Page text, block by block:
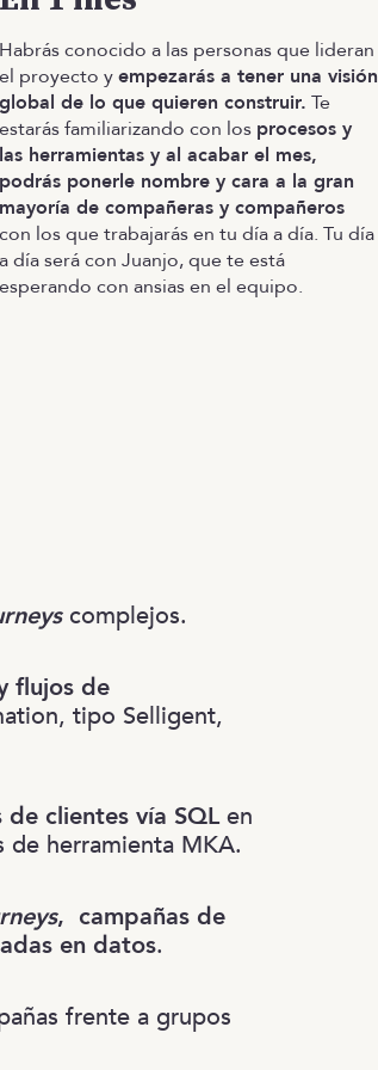
Habrás conocido a las personas que lideran
el proyecto yempezarás a tener una visión
global de lo que quieren construir. Te
estarás familiarizando con los procesos y
las herramientas y al acabar el mes,
podrás ponerle nombre y cara a la gran
mayoría de compañeras y compañeros
con los que trabajarás en tu día a día. Tu día
a día será con Juanjo, que te está
esperando con ansias en el equipo.
complejos.
flujos de
tipo Selligent,
clientes vía SQLen
herramienta MKA.
, campañas de
en datos.
frente a grupos